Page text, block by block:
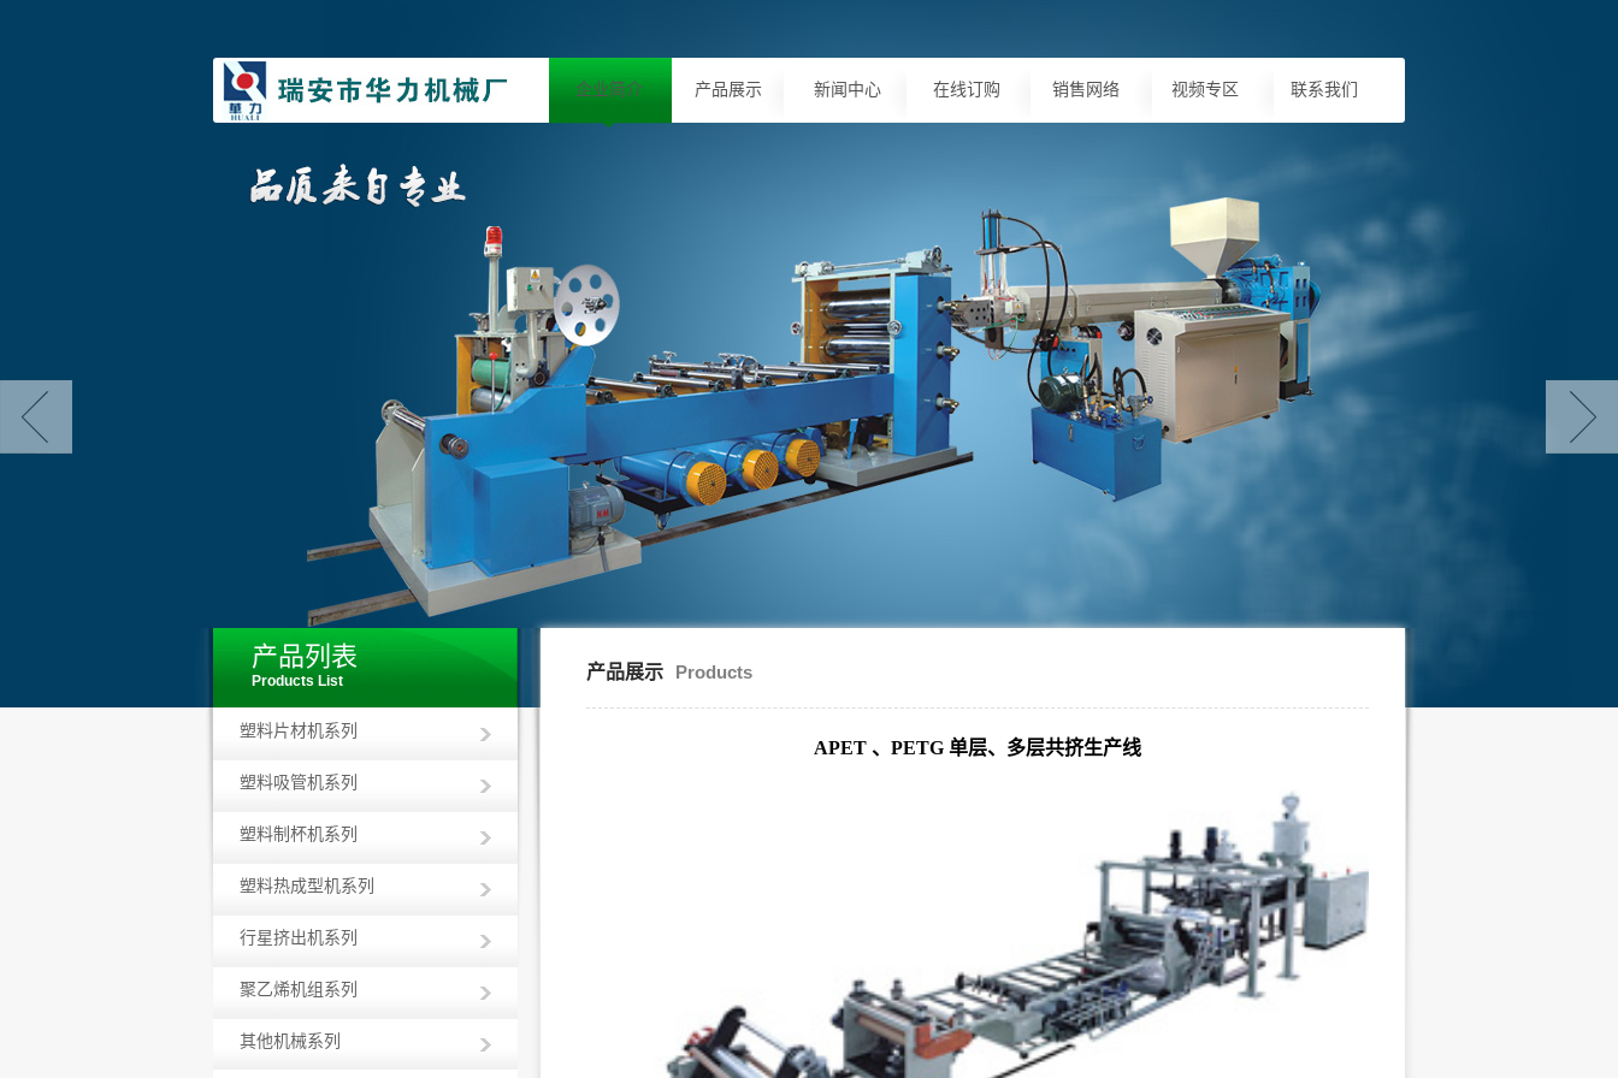
企业简介 产品展示 新闻中心 在线订购 销售网络 视频专区 联系我们
产品列表
Products List
塑料片材机系列
塑料吸管机系列
塑料制杯机系列
塑料热成型机系列
行星挤出机系列
聚乙烯机组系列
其他机械系列
产品展示 Products
APET 、PETG 单层、多层共挤生产线